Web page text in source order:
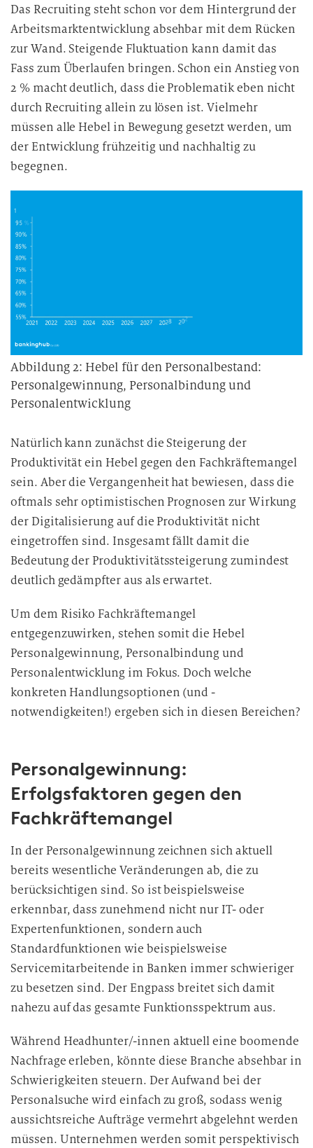
Das Recruiting steht schon vor dem Hintergrund der
Arbeitsmarktentwicklung absehbar mit dem Rücken
zur Wand. Steigende Fluktuation kann damit das
Fass zum Überlaufen bringen. Schon ein Anstieg von
2 % macht deutlich, dass die Problematik eben nicht
durch Recruiting allein zu lösen ist. Vielmehr
müssen alle Hebel in Bewegung gesetzt werden, um
der Entwicklung frühzeitig und nachhaltig zu
begegnen.
Abbildung 2: Hebel für den Personalbestand:
Personalgewinnung, Personalbindung und
Personalentwicklung
Natürlich kann zunächst die Steigerung der
Produktivität ein Hebel gegen den Fachkräftemangel
sein. Aber die Vergangenheit hat bewiesen, dass die
oftmals sehr optimistischen Prognosen zur Wirkung
der Digitalisierung auf die Produktivität nicht
eingetroffen sind. Insgesamt fällt damit die
Bedeutung der Produktivitätssteigerung zumindest
deutlich gedämpfter aus als erwartet.
Um dem Risiko Fachkräftemangel
entgegenzuwirken, stehen somit die Hebel
Personalgewinnung, Personalbindung und
Personalentwicklung im Fokus. Doch welche
konkreten Handlungsoptionen (und -
notwendigkeiten!) ergeben sich in diesen Bereichen?
Personalgewinnung:
Erfolgsfaktoren gegen den
Fachkräftemangel
In der Personalgewinnung zeichnen sich aktuell
bereits wesentliche Veränderungen ab, die zu
berücksichtigen sind. So ist beispielsweise
erkennbar, dass zunehmend nicht nur IT- oder
Expertenfunktionen, sondern auch
Standardfunktionen wie beispielsweise
Servicemitarbeitende in Banken immer schwieriger
zu besetzen sind. Der Engpass breitet sich damit
nahezu auf das gesamte Funktionsspektrum aus.
Während Headhunter/-innen aktuell eine boomende
Nachfrage erleben, könnte diese Branche absehbar in
Schwierigkeiten steuern. Der Aufwand bei der
Personalsuche wird einfach zu groß, sodass wenig
aussichtsreiche Aufträge vermehrt abgelehnt werden
müssen. Unternehmen werden somit perspektivisch